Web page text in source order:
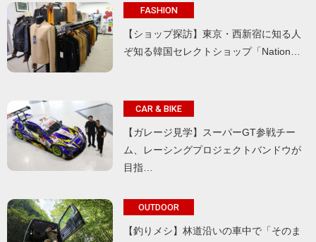
FASHION
【ショップ探訪】東京・西新宿に知る人
ぞ知る韓国セレクトショップ「Nation…
CAR & BIKE
【ガレージ見学】スーパーGT参戦チー
ム、レーシングプロジェクトバンドウが
目指…
OUTDOOR
【釣りメシ】林道沿いの車中で「そのま